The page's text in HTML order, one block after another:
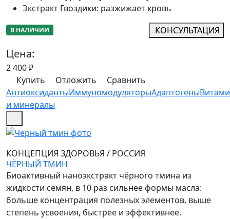
Экстракт Гвоздики: разжижает кровь
В НАЛИЧИИ КОНСУЛЬТАЦИЯ
Цена:
2 400₽
Купить
Отложить
Сравнить
АнтиоксидантыИммуномодуляторыАдаптогены
и минералы
КОНЦЕПЦИЯ ЗДОРОВЬЯ / РОССИЯ
ЧЁРНЫЙ ТМИН
Биоактивный наноэкстракт чёрного тмина из
жидкости семян, в 10 раз сильнее формы масла:
больше концентрация полезных элементов, выше
степень усвоения, быстрее и эффективнее.